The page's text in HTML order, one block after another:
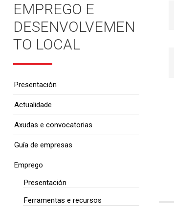
EMPREGO E
DESENVOLVEMEN
TO LOCAL
Presentación
Actualidade
Axudas e convocatorias
Guía de empresas
Emprego
Presentación
Ferramentas e recursos